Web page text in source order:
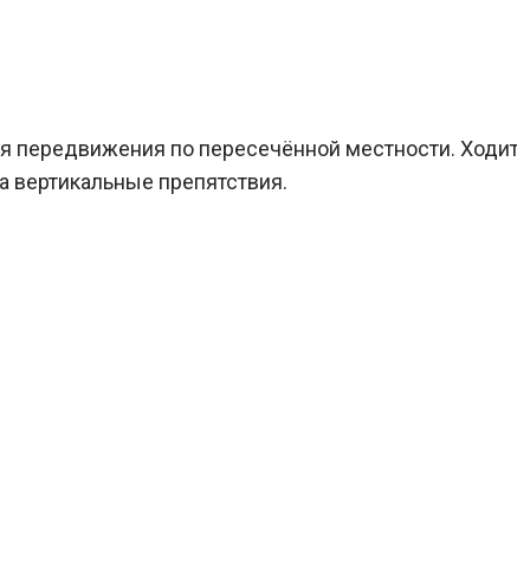
по пересечённой местности.
вертикальные препятствия.